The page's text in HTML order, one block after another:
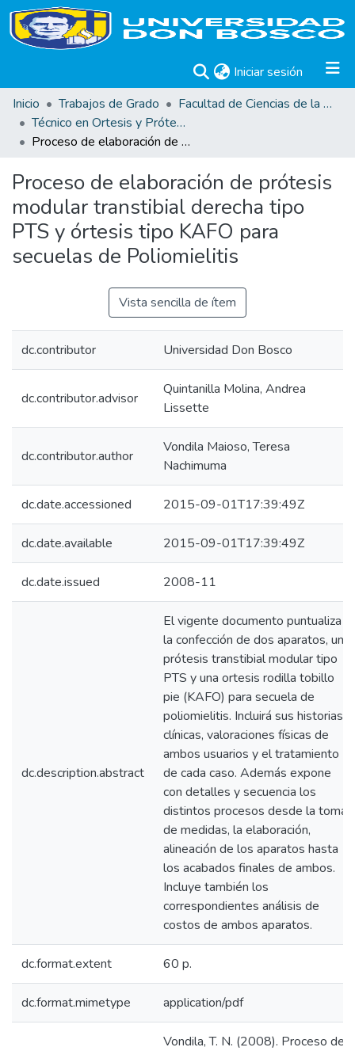
Iniciar sesión (current)
Inicio
Trabajos de Grado
Facultad de Ciencias de la Rehabilitación
Técnico en Ortesis y Prótesis
Proceso de elaboración de prótesis modular transtibial derecha tipo PTS y órtesis tipo KAFO para secuelas de Poliomielitis
Proceso de elaboración de prótesis
modular transtibial derecha tipo
PTS y órtesis tipo KAFO para
secuelas de Poliomielitis
Vista sencilla de ítem
dc.contributor Universidad Don Bosco
dc.contributor.advisor
Quintanilla Molina, Andrea
Lissette
dc.contributor.author
Vondila Maioso, Teresa
Nachimuma
dc.date.accessioned 2015-09-01T17:39:49Z
dc.date.available 2015-09-01T17:39:49Z
dc.date.issued 2008-11
dc.description.abstract
El vigente documento puntualiza
la confección de dos aparatos, una
prótesis transtibial modular tipo
PTS y una ortesis rodilla tobillo
pie (KAFO) para secuela de
poliomielitis. Incluirá sus historias
clínicas, valoraciones físicas de
ambos usuarios y el tratamiento
de cada caso. Además expone
con detalles y secuencia los
distintos procesos desde la toma
de medidas, la elaboración,
alineación de los aparatos hasta
los acabados finales de ambos.
Incluye también los
correspondientes análisis de
costos de ambos aparatos.
dc.format.extent 60 p.
dc.format.mimetype application/pdf
Vondila, T. N. (2008). Proceso de